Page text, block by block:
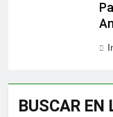
BUSCAR EN